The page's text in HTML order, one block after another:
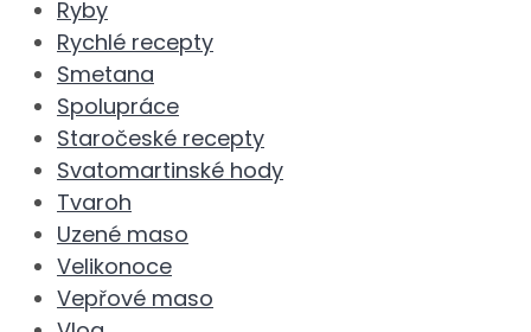
Ryby
Rychlé recepty
Smetana
Spolupráce
Staročeské recepty
Svatomartinské hody
Tvaroh
Uzené maso
Velikonoce
Vepřové maso